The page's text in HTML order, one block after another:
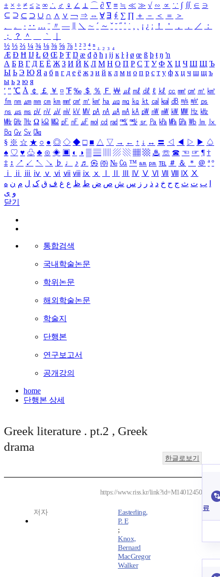
± × ÷ ≠ ≤ ≥ ∞ ∴ ♂ ♀ ∠ ⊥ ⌒ ∂ ∇ ≡ ≒ ≪ ≫ √ ∽ ∝ ∵ ∫ ∬ ∈ ∋
⊆ ⊇ ⊂ ⊃ ∪ ∩ ∧ ∨ ￢ ⇒ ⇔ ∀ ∃ ∮ ∑ ∏ ＋ － ＜ ＝
＞
、
。 · ‥ … ¨ 〃 ― ＼ ∼ ´ ～ ˇ ˘ ˝ ˚ ˙ ¸ ¡ ¿ ː ！ ＇ ， ． ／
：
；
？ ＾ ｀
½ ⅓ ⅔ ¼ ¾ ⅛ ⅜ ⅝ ⅞ ¹ ² ³ ⁴ ⁿ ₁ ₂ ₃ ₄
Æ Ð Ħ Ĳ Ł Ø Œ Þ Ŧ Ŋ æ đ ð ħ ı ĳ ĸ ŀ ł ø œ ß þ ŧ ŋ ŉ
А Б В Г Д Е Ё Ж З И Й К Л М Н О П Р С Т У Ф Х Ц Ч Ш Щ Ъ
Ы Ь Э Ю Я а б в г д е ё ж з и й к л м н о п р с т у ф х ц ч ш щ ъ
ы ь э ю я
′ ″ ℃ Å ￠ ￡ ￥ ¤ ℉ ‰ ＄ ％ Ｆ ￦ ㎕ ㎖ ㎗ ℓ ㎘ ㏄ ㎣ ㎤ ㎥ ㎦
㎙ ㎚ ㎛ ㎜ ㎝ ㎞ ㎟ ㎠ ㎡ ㎢ ㏊ ㎍ ㎎ ㎏ ㏏ ㎈ ㎉ ㏈ ㎧ ㎨ ㎰
㎱ ㎲ ㎳ ㎴ ㎵ ㎶ ㎷ ㎸ ㎹ ㎀ ㎁ ㎂ ㎃ ㎄ ㎺ ㎻ ㎽ ㎾ ㎿ ㎐ ㎑
㎒ ㎓ ㎔ Ω ㏀ ㏁ ㎊ ㎋ ㎌ ㏖ ㏅ ㎭ ㎮ ㎯ ㏛ ㎩ ㎪ ㎫ ㎬ ㏝ ㏐
㏓
㏃ ㏉ ㏜ ㏆
§ ※ ☆ ★ ○ ● ◎ ◇ ◆ □ ■ △ ▽ → ← ↑ ↓ ↔ 〓 ◁ ◀ ▷ ▶ ♤
♠ ♡ ♥ ♧ ♣ ⊙ ◈ ▣ ◐ ◑ ▒ ▤ ▨ ▧ ▦ ▩ ♨ ☏ ☎ ☜ ☞ ¶ †
‡ ↕ ↗ ↙ ↖ ↘ ♭ ♩ ♪ ♬ ㉿ ㈜ № ㏇ ™ ㏂ ㏘ ℡ ＃ ＆ ＊ ＠ ª º
ⅰ
ⅱ ⅲ ⅳ ⅴ ⅵ ⅶ ⅷ ⅸ ⅹ Ⅳ Ⅴ Ⅵ Ⅶ Ⅷ Ⅸ Ⅹ
ب ت ث ج ح خ د ذ ر ز س ش ص ض ط ظ ع غ ف ق ک ل م ن ه
و ی
닫기
통합검색
국내학술논문
학위논문
해외학술논문
학술지
단행본
연구보고서
공개강의
home
단행본 상세
Greek literature . pt.2 , Greek
drama
한글로보기
https://www.riss.kr/link?id=M14012450
저자
Easterling,
P. E
;
Knox,
Bernard
MacGregor
Walker
료